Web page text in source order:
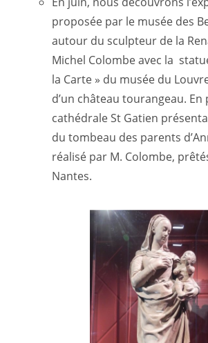
proposée par le musée des
autour du sculpteur de la
Michel Colombe avec la
la Carte » du musée du
d’un château tourangeau. En
cathédrale St Gatien
du tombeau des parents
réalisé par M. Colombe,
Nantes.